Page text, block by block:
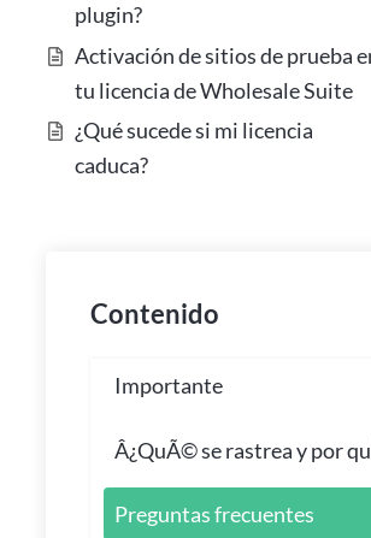
plugin?
Activación de sitios de prueba
tu licencia de Wholesale Suite
¿Qué sucede si mi licencia
caduca?
Contenido
Importante
Â¿QuÃ© se rastrea y por
Preguntas frecuentes